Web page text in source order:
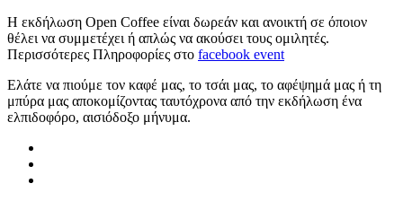
Η εκδήλωση Open Coffee είναι δωρεάν και ανοικτή σε όποιον
θέλει να συμμετέχει ή απλώς να ακούσει τους ομιλητές.
Περισσότερες Πληροφορίες στο facebook event
Ελάτε να πιούμε τον καφέ μας, το τσάι μας, το αφέψημά μας ή τη
μπύρα μας αποκομίζοντας ταυτόχρονα από την εκδήλωση ένα
ελπιδοφόρο, αισιόδοξο μήνυμα.